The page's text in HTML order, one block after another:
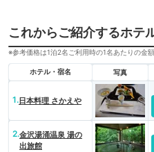
これからご紹介するホテ
※参考価格は1泊2名ご利用時の1名あたりの金
ホテル・宿名 写真
1.日本料理 さかえや
2.金沢湯涌温泉 湯の
出旅館